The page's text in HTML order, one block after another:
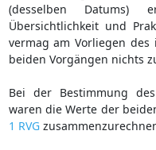
(desselben
Übersichtlichkeit und
vermag am Vorliegen des
beiden Vorgängen nichts
Bei der Bestimmung
waren die Werte der
1 RVG